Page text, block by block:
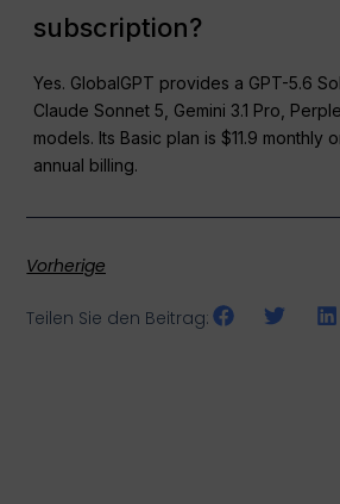
subscription?
Yes. GlobalGPT provides a GPT-5.6
Claude Sonnet 5, Gemini 3.1 Pro,
models. Its Basic plan is $11.9 monthly
annual billing.
Vorherige
Teilen Sie den Beitrag: